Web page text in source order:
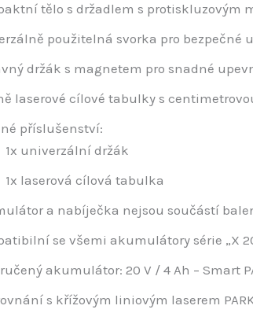
tělo s držadlem s protiskluzovým
použitelná svorka pro
držák s magnetem pro snadné
laserové cílové tabulky s
příslušenství:
1x univerzální držák
1x laserová cílová tabulka
a nabíječka nejsou součástí
se všemi akumulátory série „X
akumulátor: 20 V / 4 Ah – Smart
s křížovým liniovým laserem